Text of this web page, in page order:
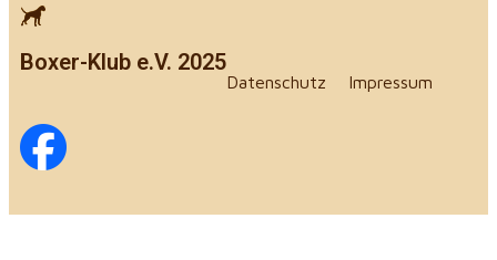
Boxer-Klub e.V. 2025
Datenschutz Impressum